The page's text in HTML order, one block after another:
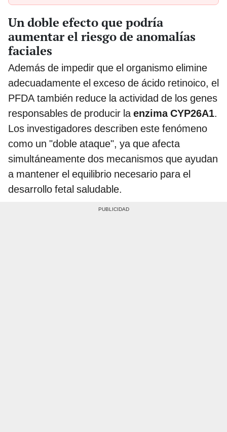
Un doble efecto que podría
aumentar el riesgo de anomalías
faciales
Además de impedir que el organismo elimine
adecuadamente el exceso de ácido retinoico, el
PFDA también reduce la actividad de los genes
responsables de producir laenzima CYP26A1.
Los investigadores describen este fenómeno
como un "doble ataque", ya que afecta
simultáneamente dos mecanismos que ayudan
a mantener el equilibrio necesario para el
desarrollo fetal saludable.